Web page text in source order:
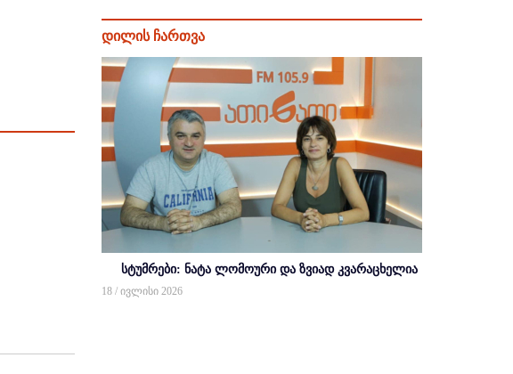
დილის ჩართვა
სტუმრები: ნატა ლომოური და ზვიად კვარაცხელია
18 / ივლისი 2026